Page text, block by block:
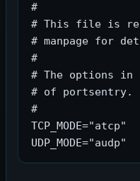
#
# This file is
# manpage for
#
# The options in
# of portsentry.
#
TCP_MODE="atcp"